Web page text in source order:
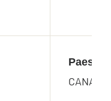
Paese
CANADA